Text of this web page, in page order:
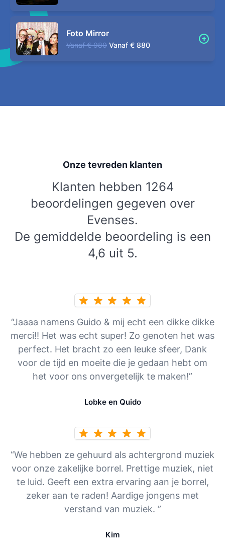
Foto Mirror
Vanaf € 980 Vanaf € 880
Onze tevreden klanten
Klanten hebben 1264
beoordelingen gegeven over
Evenses.
De gemiddelde beoordeling is een
4,6 uit 5.
“Jaaaa namens Guido & mij echt een dikke dikke
merci!! Het was echt super! Zo genoten het was
perfect. Het bracht zo een leuke sfeer, Dank
voor de tijd en moeite die je gedaan hebt om
het voor ons onvergetelijk te maken!”
Lobke en Quido
“We hebben ze gehuurd als achtergrond muziek
voor onze zakelijke borrel. Prettige muziek, niet
te luid. Geeft een extra ervaring aan je borrel,
zeker aan te raden! Aardige jongens met
verstand van muziek. ”
Kim